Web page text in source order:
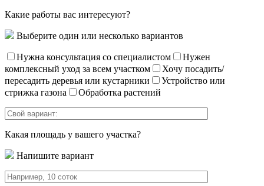
Какие работы вас интересуют?
Выберите один или несколько вариантов
Нужна консультация со специалистом
Нужен
комплексный уход за всем участком
Хочу посадить/
пересадить деревья или кустарники
Устройство или
стрижка газона
Обработка растений
Какая площадь у вашего участка?
Напишите вариант